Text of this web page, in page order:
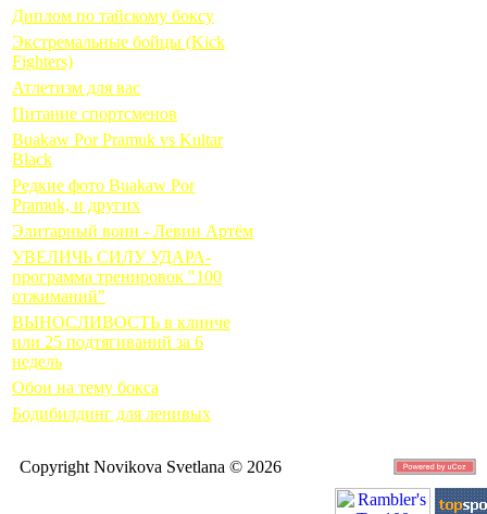
Диплом по тайскому боксу
Экстремальные бойцы (Kick
Fighters)
Атлетизм для вас
Питание спортсменов
Buakaw Por Pramuk vs Kultar
Black
Редкие фото Buakaw Por
Pramuk, и других
Элитарный воин - Левин Артём
УВЕЛИЧЬ СИЛУ УДАРА-
программа тренировок "100
отжиманий"
ВЫНОСЛИВОСТЬ в клинче
или 25 подтягиваний за 6
недель
Обои на тему бокса
Бодибилдинг для ленивых
Copyright Novikova Svetlana © 2026